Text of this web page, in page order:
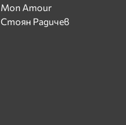
Mon Amour
Стоян Радичев